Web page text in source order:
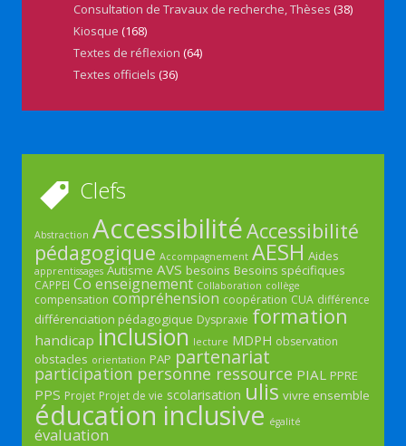
Consultation de Travaux de recherche, Thèses (38)
Kiosque (168)
Textes de réflexion (64)
Textes officiels (36)
Clefs
Abstraction AccessibilitéAccessibilité
pédagogique Accompagnement AESH Aides
apprentissages Autisme AVS besoins Besoins spécifiques
CAPPEI Co enseignement Collaboration collège
compensation compréhension coopération CUA différence
différenciation pédagogique Dyspraxie formation
handicap inclusion lecture MDPH observation
obstacles orientation PAP partenariat
participation personne ressource PIAL PPRE
PPS Projet Projet de vie scolarisation ulis vivre ensemble
éducation inclusive égalité
évaluation